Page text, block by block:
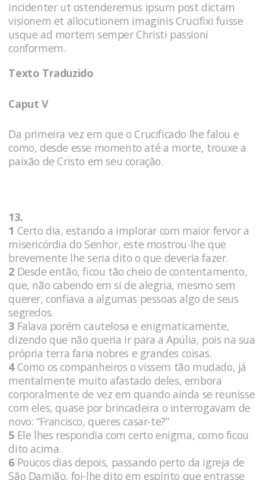
incidenter ut ostenderemus ipsum post dictam
visionem et allocutionem imaginis Crucifixi fuisse
usque ad mortem semper Christi passioni
conformem.
Texto Traduzido
Caput V
Da primeira vez em que o Crucificado lhe falou e
como, desde esse momento até a morte, trouxe a
paixão de Cristo em seu coração.
13.
1 Certo dia, estando a implorar com maior fervor a
misericórdia do Senhor, este mostrou-lhe que
brevemente lhe seria dito o que deveria fazer.
2 Desde então, ficou tão cheio de contentamento,
que, não cabendo em si de alegria, mesmo sem
querer, confiava a algumas pessoas algo de seus
segredos.
3 Falava porém cautelosa e enigmaticamente,
dizendo que não queria ir para a Apúlia, pois na sua
própria terra faria nobres e grandes coisas.
4Como os companheiros o vissem tão mudado, já
mentalmente muito afastado deles, embora
corporalmente de vez em quando ainda se reunisse
com eles, quase por brincadeira o interrogavam de
novo: “Francisco, queres casar-te?”
5 Ele lhes respondia com certo enigma, como ficou
dito acima.
6 Poucos dias depois, passando perto da igreja de
São Damião, foi-lhe dito em espírito que entrasse